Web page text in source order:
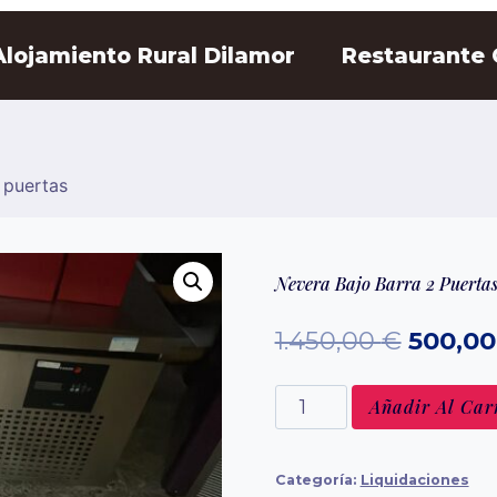
Rural Dilamor Restaurante
Nevera Bajo Barra 2 Puertas
1.450,00€ El
precio
original
500,00
Nevera
bajo
Añadir Al
Categoría: Liquidaciones